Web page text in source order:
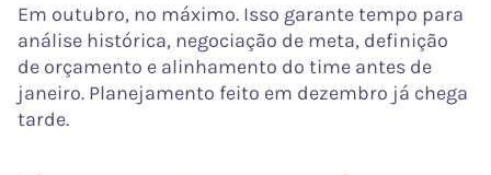
Em outubro, no máximo. Isso garante tempo para
análise histórica, negociação de meta, definição
de orçamento e alinhamento do time antes de
janeiro. Planejamento feito em dezembro já chega
tarde.